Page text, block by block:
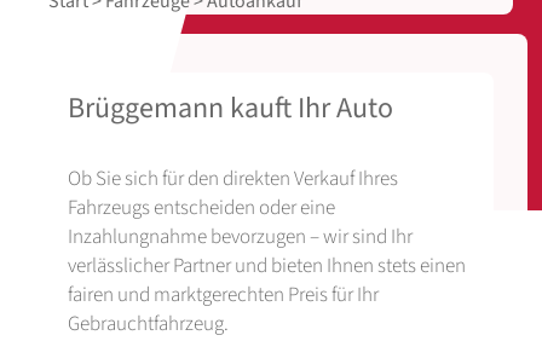
Brüggemann kauft Ihr Auto
Ob Sie sich für den direkten Verkauf Ihres
Fahrzeugs entscheiden oder eine
Inzahlungnahme bevorzugen – wir sind Ihr
verlässlicher Partner und bieten Ihnen stets einen
fairen und marktgerechten Preis für Ihr
Gebrauchtfahrzeug.